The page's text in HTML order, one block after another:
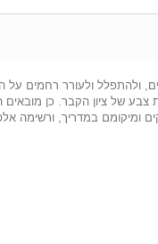
ולעורר רחמים על
של ציון הקבר. כן
ומיקומם במדריך, ורשימה